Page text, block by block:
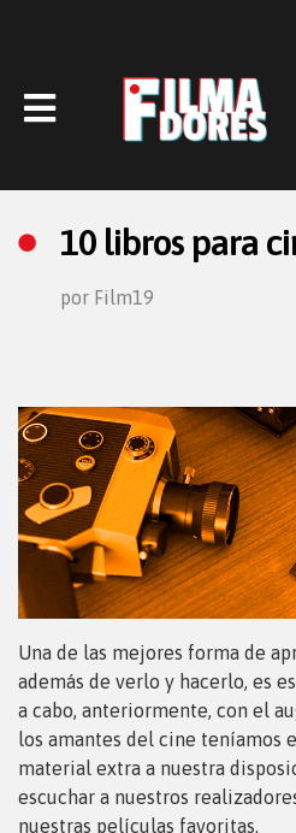
10 libros para
por Film19
Una de las mejores forma de
además de verlo y hacerlo, es
a cabo, anteriormente, con el
los amantes del cine teníamos
material extra a nuestra
escuchar a nuestros
nuestras películas favoritas.